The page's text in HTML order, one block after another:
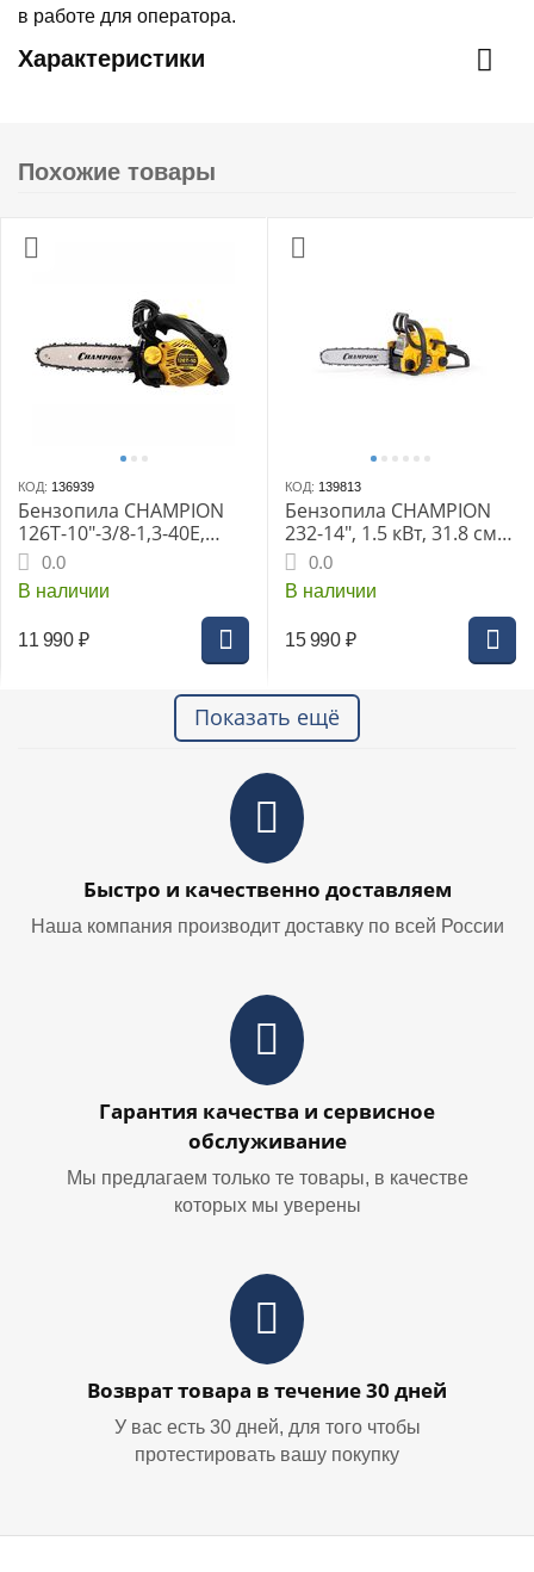
в работе для оператора.
Характеристики
Похожие товары
КОД: 136939
Бензопила CHAMPION
126T-10"-3/8-1,3-40E,
1,15кВт 25см3 2,4кг
0.0
В наличии
11 990 ₽
КОД: 139813
Бензопила CHAMPION
232-14", 1.5 кВт, 31.8 см3,
14", 3/8-1.3-50E, 3.9 кг
0.0
В наличии
15 990 ₽
Показать ещё
Быстро и качественно доставляем
Наша компания производит доставку по всей России
Гарантия качества и сервисное
обслуживание
Мы предлагаем только те товары, в качестве
которых мы уверены
Возврат товара в течение 30 дней
У вас есть 30 дней, для того чтобы
протестировать вашу покупку